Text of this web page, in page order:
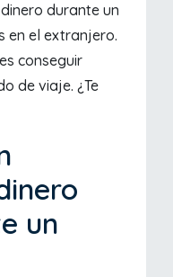
durante un
en el extranjero.
conseguir
de viaje. ¿Te
un